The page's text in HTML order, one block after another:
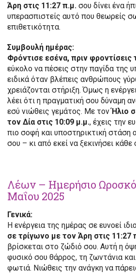
Άρη στις 11:27 π.μ. σου δίνει ένα
υπερασπιστείς αυτό που θεωρείς
επιθετικότητα.
Συμβουλή ημέρας:
Φρόντισε εσένα, πριν φροντίσεις
εύκολο να πέσεις στην παγίδα της
ειδικά όταν βλέπεις ανθρώπους
χρειάζονται στήριξη. Όμως η
λέει ότι η πραγματική σου δύναμη
εσύ νιώθεις γεμάτος. Με τονΉλιο
τον Δία στις 10:09 μ.μ., έχεις την
πιο σοφή και υποστηρικτική στάση
σου – κι από εκεί να ξεκινήσει κάθε
Λέων – Ημερήσιο
Μαΐου 2025
Γενικά:
Η ενέργεια της ημέρας σε ευνοεί
σε τρίγωνο με τον Άρη στις 11:27
βρίσκεται στο ζώδιό σου. Αυτή η
φυσικό σου θάρρος, τη ζωντάνια
φωτιά. Νιώθεις την ανάγκη να